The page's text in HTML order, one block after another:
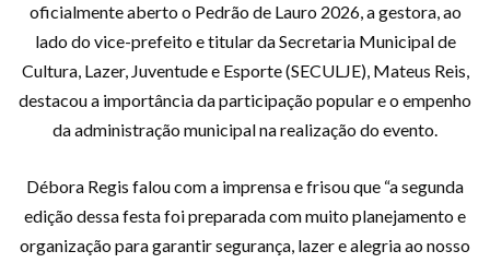
oficialmente aberto o Pedrão de Lauro 2026, a gestora, ao
lado do vice-prefeito e titular da Secretaria Municipal de
Cultura, Lazer, Juventude e Esporte (SECULJE), Mateus Reis,
destacou a importância da participação popular e o empenho
da administração municipal na realização do evento.
Débora Regis falou com a imprensa e frisou que “a segunda
edição dessa festa foi preparada com muito planejamento e
organização para garantir segurança, lazer e alegria ao nosso